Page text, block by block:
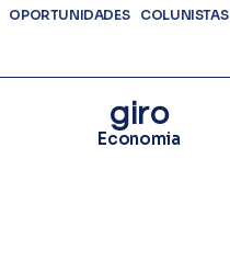
OPORTUNIDADES COLUNISTAS
giro
Economia